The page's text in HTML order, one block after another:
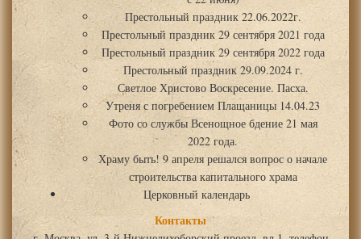
Престольный праздник 22.06.2022г.
Престольный праздник 29 сентября 2021 года
Престольный праздник 29 сентября 2022 года
Престольный праздник 29.09.2024 г.
Светлое Христово Воскресение. Пасха.
Утреня с погребением Плащаницы 14.04.23
Фото со службы Всенощное бдение 21 мая
2022 года.
Храму быть! 9 апреля решался вопрос о начале
строительства капитального храма
Церковный календарь
Контакты